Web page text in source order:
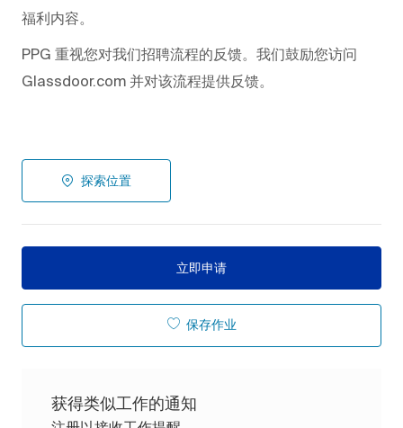
福利内容。
PPG 重视您对我们招聘流程的反馈。我们鼓励您访问
Glassdoor.com 并对该流程提供反馈。
探索位置
立即申请
保存作业
获得类似工作的通知